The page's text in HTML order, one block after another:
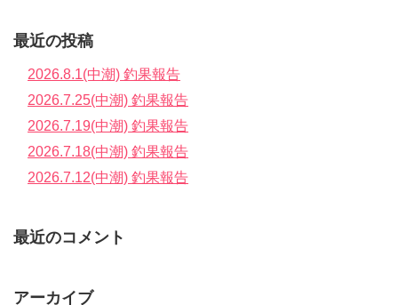
最近の投稿
2026.8.1(中潮) 釣果報告
2026.7.25(中潮) 釣果報告
2026.7.19(中潮) 釣果報告
2026.7.18(中潮) 釣果報告
2026.7.12(中潮) 釣果報告
最近のコメント
アーカイブ